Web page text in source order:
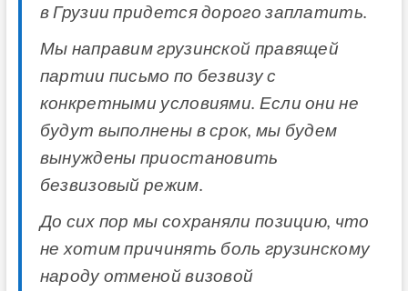
в Грузии придется дорого заплатить.
Мы направим грузинской правящей
партии письмо по безвизу с
конкретными условиями. Если они не
будут выполнены в срок, мы будем
вынуждены приостановить
безвизовый режим.
До сих пор мы сохраняли позицию, что
не хотим причинять боль грузинскому
народу отменой визовой